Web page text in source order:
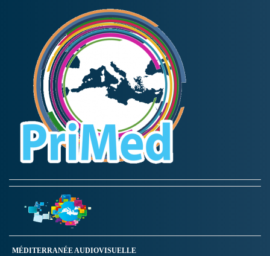
MÉDITERRANÉE AUDIOVISUELLE